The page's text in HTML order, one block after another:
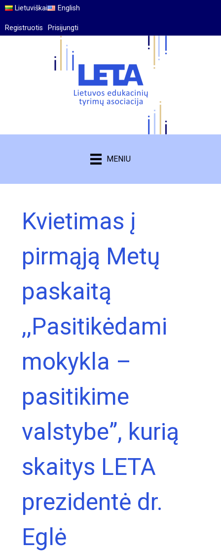
Lietuviškai English
Registruotis Prisijungti
MENIU
Kvietimas į
pirmąją Metų
paskaitą
,,Pasitikėdami
mokykla –
pasitikime
valstybe”, kurią
skaitys LETA
prezidentė dr.
Eglė